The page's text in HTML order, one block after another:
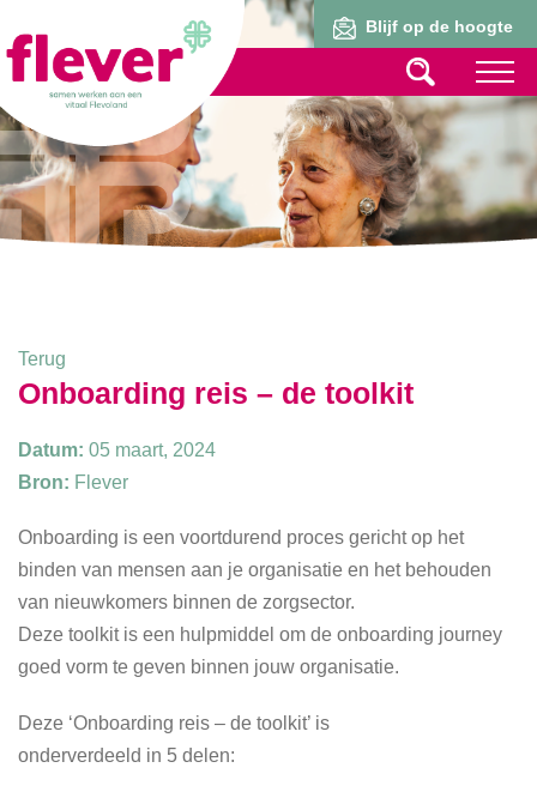
Blijf op de hoogte
Terug
Onboarding reis – de toolkit
Datum: 05 maart, 2024
Bron: Flever
Onboarding is een voortdurend proces gericht op het
binden van mensen aan je organisatie en het behouden
van nieuwkomers binnen de zorgsector.
Deze toolkit is een hulpmiddel om de onboarding journey
goed vorm te geven binnen jouw organisatie.
Deze ‘Onboarding reis – de toolkit’ is
onderverdeeld in 5 delen: